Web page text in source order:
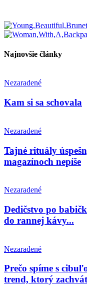
Najnovšie články
Nezaradené
Kam si sa schovala
Nezaradené
Tajné rituály
magazínoch nepíše
Nezaradené
Dedičstvo po
do rannej kávy...
Nezaradené
Prečo spíme s
trend, ktorý